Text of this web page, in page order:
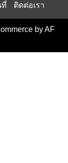
ที่ ติดต่อเรา
by AF